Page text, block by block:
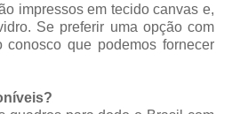
impressos em tecido canvas e,
Se preferir uma opção com
conosco que podemos fornecer